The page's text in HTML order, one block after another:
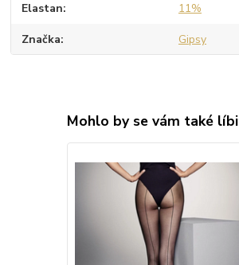
Elastan 11%
Značka Gipsy
Mohlo by se vám také